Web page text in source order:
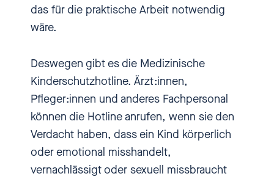
Kinder und Jugendmediziner Dr.
Oliver Berthold vor zwei Jahren in
um Kleinkinder ging, die noch
nicht mal laufen können. Oliver
Berthold berichtete von
Schütteltraumata und von
Knochenbrüchen. Und das las
sich alles entsetzlich. Oliver
Berthold kennt sich da aus. Er ist
das für die praktische Arbeit notwendig
wäre.
Deswegen gibt es die Medizinische
Kinderschutzhotline. Ärzt:innen,
Pfleger:innen und anderes Fachpersonal
können die Hotline anrufen, wenn sie den
Verdacht haben, dass ein Kind körperlich
oder emotional misshandelt,
vernachlässigt oder sexuell missbraucht